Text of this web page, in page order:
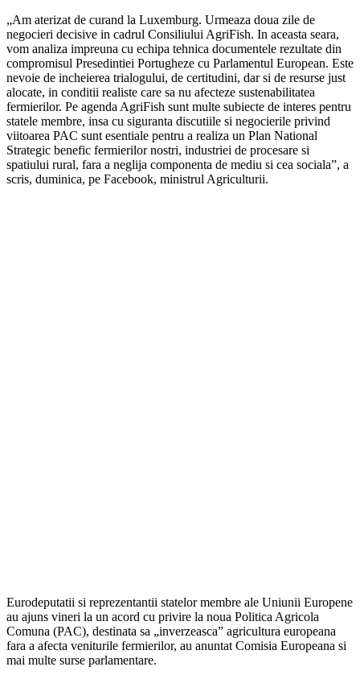
„Am aterizat de curand la Luxemburg. Urmeaza doua zile de
negocieri decisive in cadrul Consiliului AgriFish. In aceasta seara,
vom analiza impreuna cu echipa tehnica documentele rezultate din
compromisul Presedintiei Portugheze cu Parlamentul European. Este
nevoie de incheierea trialogului, de certitudini, dar si de resurse just
alocate, in conditii realiste care sa nu afecteze sustenabilitatea
fermierilor. Pe agenda AgriFish sunt multe subiecte de interes pentru
statele membre, insa cu siguranta discutiile si negocierile privind
viitoarea PAC sunt esentiale pentru a realiza un Plan National
Strategic benefic fermierilor nostri, industriei de procesare si
spatiului rural, fara a neglija componenta de mediu si cea sociala”, a
scris, duminica, pe Facebook, ministrul Agriculturii.
Eurodeputatii si reprezentantii statelor membre ale Uniunii Europene
au ajuns vineri la un acord cu privire la noua Politica Agricola
Comuna (PAC), destinata sa „inverzeasca” agricultura europeana
fara a afecta veniturile fermierilor, au anuntat Comisia Europeana si
mai multe surse parlamentare.